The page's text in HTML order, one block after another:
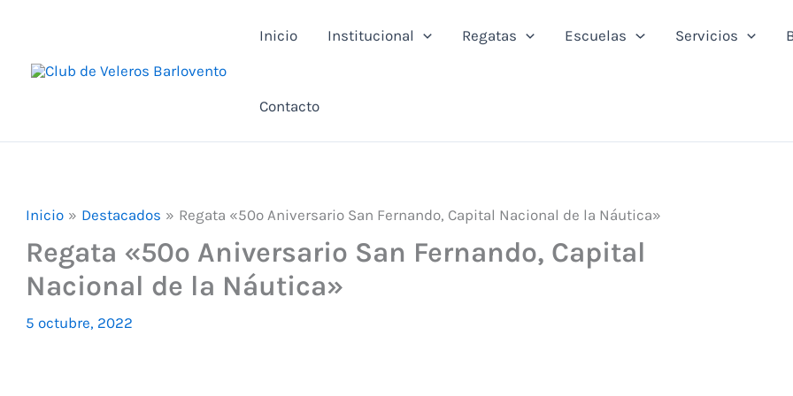
contenido
Inicio Institucional Regatas Escuelas Servicios
Contacto
Inicio Destacados Regata «50º Aniversario San Fernando, Capital Nacional de la Náutica»
Regata «50º Aniversario San Fernando, Capital
Nacional de la Náutica»
5 octubre, 2022